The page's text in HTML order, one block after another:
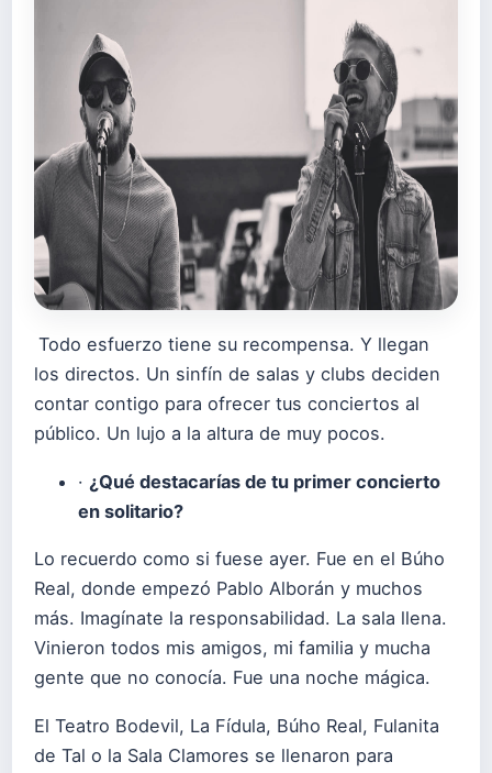
Todo esfuerzo tiene su recompensa. Y llegan
los directos. Un sinfín de salas y clubs deciden
contar contigo para ofrecer tus conciertos al
público. Un lujo a la altura de muy pocos.
· ¿Qué destacarías de tu primer concierto
en solitario?
Lo recuerdo como si fuese ayer. Fue en el Búho
Real, donde empezó Pablo Alborán y muchos
más. Imagínate la responsabilidad. La sala llena.
Vinieron todos mis amigos, mi familia y mucha
gente que no conocía. Fue una noche mágica.
El Teatro Bodevil, La Fídula, Búho Real, Fulanita
de Tal o la Sala Clamores se llenaron para